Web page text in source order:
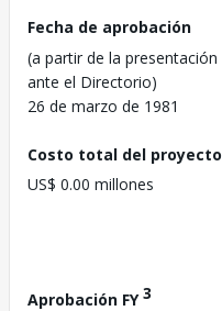
Fecha de aprobación
(a partir de la presentación
ante el Directorio)
26 de marzo de 1981
Costo total del proyecto
US$ 0.00 millones
Aprobación FY3